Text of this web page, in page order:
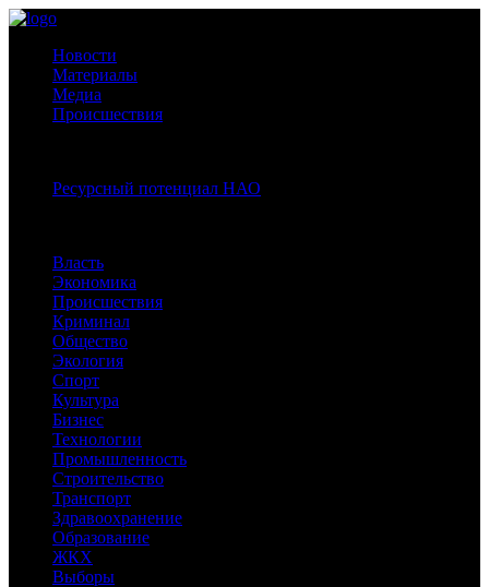
Новости
Материалы
Медиа
Происшествия
Ресурсный потенциал НАО
Власть
Экономика
Происшествия
Криминал
Общество
Экология
Спорт
Культура
Бизнес
Технологии
Промышленность
Строительство
Транспорт
Здравоохранение
Образование
ЖКХ
Выборы